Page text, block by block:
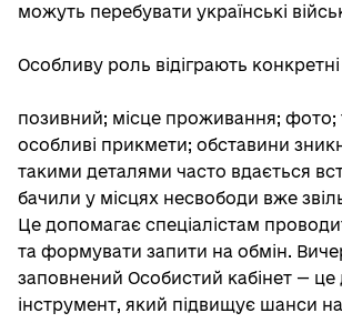
можуть перебувати українські
Особливу роль відіграють
позивний; місце проживання; фото;
особливі прикмети; обставини
такими деталями часто вдається
бачили у місцях несвободи вже
Це допомагає спеціалістам
та формувати запити на обмін.
заповнений Особистий кабінет — це
інструмент, який підвищує шанси